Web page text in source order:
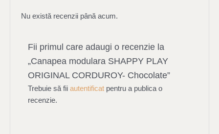
Nu există recenzii până acum.
Fii primul care adaugi o recenzie la
„Canapea modulara SHAPPY PLAY
ORIGINAL CORDUROY- Chocolate”
Trebuie să fiiautentificat pentru a publica o
recenzie.